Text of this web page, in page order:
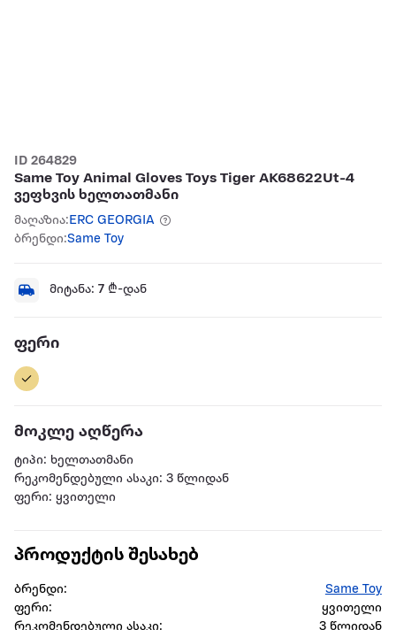
ID 264829
Same Toy Animal Gloves Toys Tiger AK68622Ut-4
ვეფხვის ხელთათმანი
მაღაზია: ERC GEORGIA
ბრენდი:Same Toy
მიტანა: 7 ₾-დან
ფერი
მოკლე აღწერა
ტიპი: ხელთათმანი
რეკომენდებული ასაკი: 3 წლიდან
ფერი: ყვითელი
პროდუქტის შესახებ
ბრენდი:
Same Toy
ფერი:
ყვითელი
რეკომენდებული ასაკი:
3 წლიდან